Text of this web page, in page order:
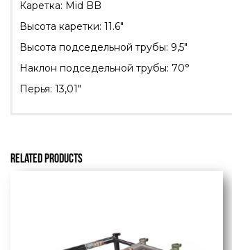
Каретка: Mid BB
Высота каретки: 11.6″
Высота подседельной трубы: 9,5″
Наклон подседельной трубы: 70°
Перья: 13,01″
RELATED PRODUCTS